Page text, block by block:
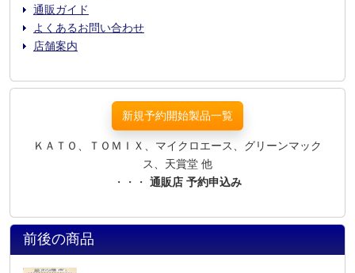
通販ガイド
よくあるお問い合わせ
店舗案内
新規予約開始製品一覧
ＫＡＴＯ、ＴＯＭＩＸ、マイクロエース、グリーンマック
ス、天賞堂 他
・・・ 通販店 予約申込み
前後の商品